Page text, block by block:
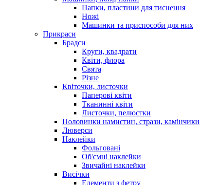
Папки, пластини для тиснення
Ножі
Машинки та приспособи для них
Прикраси
Брадси
Круги, квадрати
Квіти, флора
Свята
Різне
Квіточки, листочки
Паперові квіти
Тканинні квіти
Листочки, пелюстки
Половинки намистин, стрази, камінчики
Люверси
Наклейки
Фольговані
Об'ємні наклейки
Звичайні наклейки
Висічки
Елементи з фетру